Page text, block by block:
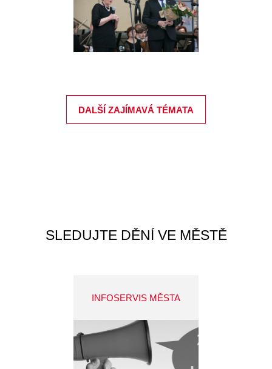
DALŠÍ ZAJÍMAVÁ TÉMATA
SLEDUJTE DĚNÍ VE MĚSTĚ
INFOSERVIS MĚSTA